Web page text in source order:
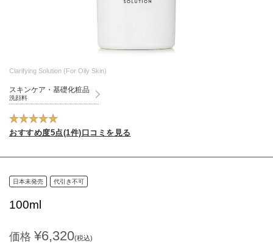
Clarifying Solution (For Oily Skin)
スキンケア・基礎化粧品
洗顔料
おすすめ度5点(1件)口コミを見る
日本未発売 代引き不可
100ml
価格 ¥6,320(税込)